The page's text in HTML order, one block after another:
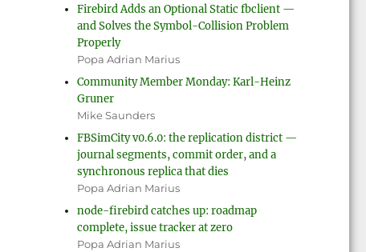
Firebird Adds an Optional Static fbclient —
and Solves the Symbol-Collision Problem
Properly
Popa Adrian Marius
Community Member Monday: Karl-Heinz
Gruner
Mike Saunders
FBSimCity v0.6.0: the replication district —
journal segments, commit order, and a
synchronous replica that dies
Popa Adrian Marius
node-firebird catches up: roadmap
complete, issue tracker at zero
Popa Adrian Marius